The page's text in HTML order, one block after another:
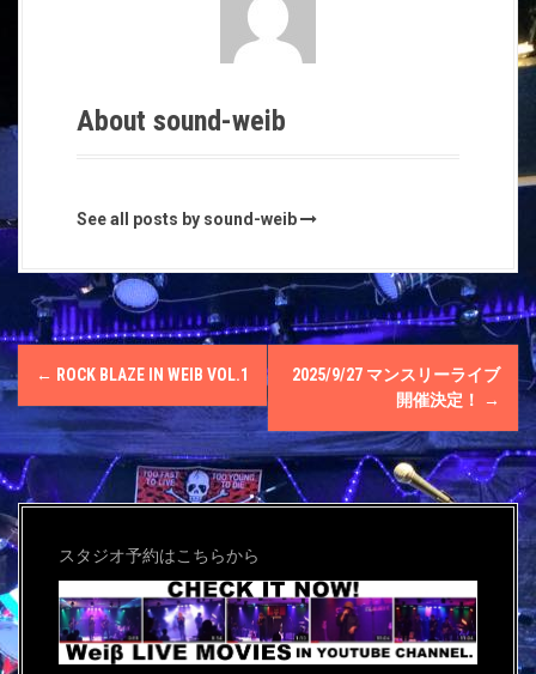
ま
す
い
ウ
開
)
ウ
き
ま
す
About sound-weib
See all posts by sound-weib
P
o
s
t
n
a
v
← ROCK BLAZE IN WEIΒ VOL.1
2025/9/27 マンスリーライブ
開催決定！
→
スタジオ予約はこちらから